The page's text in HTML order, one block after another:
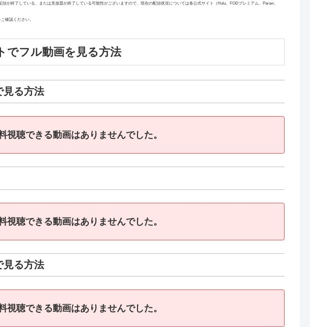
信が終了している、または見放題が終了している可能性がございますので、現在の配信状況については各公式サイト（Hulu、FODプレミアム、Paravi、
確認ください。
でフル動画を見る方法
見る方法
視聴できる動画はありませんでした。
視聴できる動画はありませんでした。
見る方法
視聴できる動画はありませんでした。